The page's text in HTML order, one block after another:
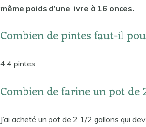
même poids d’une livre à 16 onces.
Combien de pintes faut-il
4,4 pintes
Combien de farine un pot
J’ai acheté un pot de 2 1/2 gallons qui